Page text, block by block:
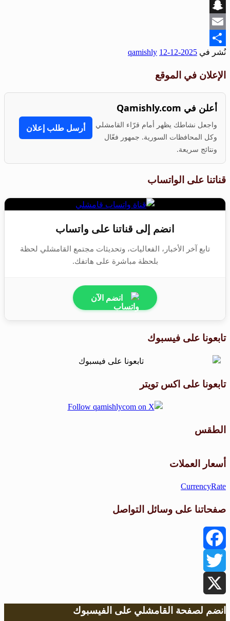
Viber
Snapchat
Email
Share
نُشر في 2025-12-12
qamishly
الإعلان في الموقع
أعلن في Qamishly.com
واجعل نشاطك يظهر أمام قرّاء القامشلي
وكل المحافظات السورية. جمهور فعّال
ونتائج سريعة.
أرسل طلب إعلان
قناتنا على الواتساب
انضم إلى قناتنا على واتساب
تابع آخر الأخبار، الفعاليات، وتحديثات مجتمع القامشلي لحظة
بلحظة مباشرة على هاتفك.
انضم الآن
تابعونا على فيسبوك
تابعونا على اكس تويتر
الطقس
أسعار العملات
CurrencyRate
صفحاتنا على وسائل التواصل
Facebook
Twitter
X
انضم لصفحة القامشلي على الفيسبوك